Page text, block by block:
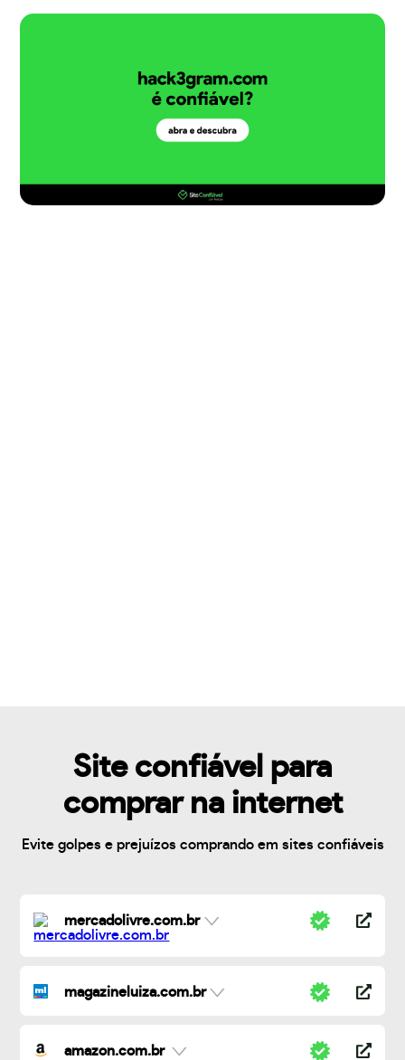
Site confiável para
comprar na internet
Evite golpes e prejuízos comprando em sites confiáveis
mercadolivre.com.br
magazineluiza.com.br
amazon.com.br